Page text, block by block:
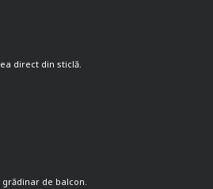
direct din sticlă.
de balcon.